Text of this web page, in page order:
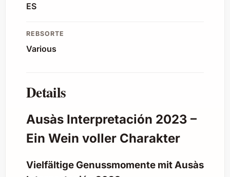
ES
REBSORTE
Various
Details
Ausàs Interpretación 2023 –
Ein Wein voller Charakter
Vielfältige Genussmomente mit Ausàs